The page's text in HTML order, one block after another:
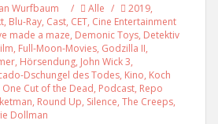
Wurfbaum Alle 2019,
, Blu-Ray, Cast, CET, Cine Entertainment
made a maze, Demonic Toys, Detektiv
, Full-Moon-Movies, Godzilla II,
, Hörsendung, John Wick 3,
Dschungel des Todes, Kino, Koch
One Cut of the Dead, Podcast, Repo
, Round Up, Silence, The Creeps,
Dollman